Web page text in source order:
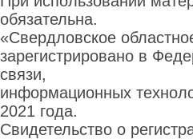
обязательна.
«Свердловское
зарегистрировано в
связи,
информационных
2021 года.
Свидетельство о